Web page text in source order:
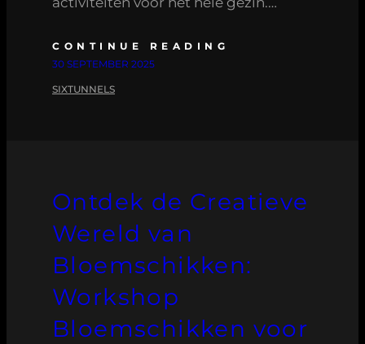
CONTINUE READING
30 SEPTEMBER 2025
SIXTUNNELS
Ontdek de Creatieve
Wereld van
Bloemschikken:
Workshop
Bloemschikken voor